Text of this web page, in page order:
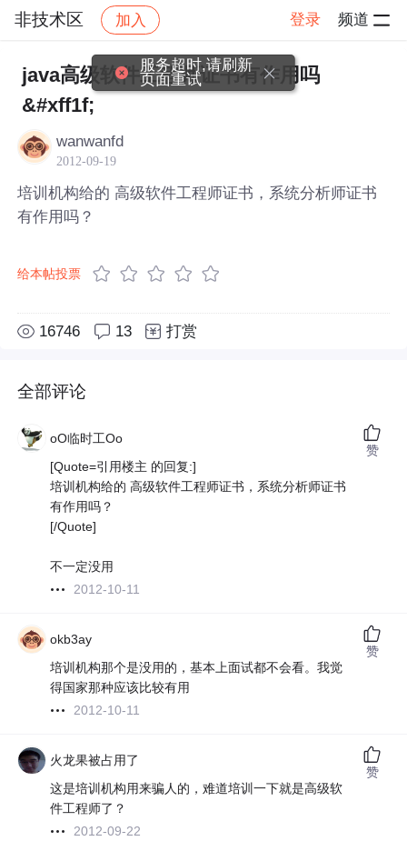
非技术区 加入 登录 频道
社区 非技术区 帖子详情
java高级软件工程师证书有作用吗
&#xff1f;
wanwanfd
2012-09-19
培训机构给的 高级软件工程师证书，系统分析师证书
有作用吗？
给本帖投票
16746 13 打赏
全部评论
oO临时工Oo
[Quote=引用楼主 的回复:]
培训机构给的 高级软件工程师证书，系统分析师证书
有作用吗？
[/Quote]
不一定没用
2012-10-11
赞
okb3ay
培训机构那个是没用的，基本上面试都不会看。我觉
得国家那种应该比较有用
2012-10-11
赞
火龙果被占用了
这是培训机构用来骗人的，难道培训一下就是高级软
件工程师了？
2012-09-22
赞
服务超时,请刷新
页面重试